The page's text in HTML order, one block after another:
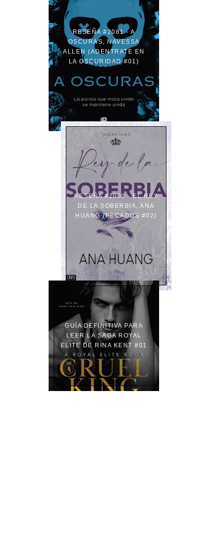
RESEÑA #2081 - A
OSCURAS, NAVESSA
ALLEN (ADENTRATE EN
LA OSCURIDAD #01)
RESEÑA #2000 - EL REY
DE LA SOBERBIA, ANA
HUANG (PECADOS #02)
GUÍA DEFINITIVA PARA
LEER LA SAGA ROYAL
ELITE DE RINA KENT #01